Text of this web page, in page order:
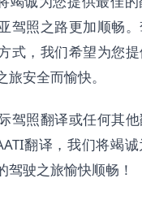
驾照之路更加顺畅
式，我们希望为您
安全而愉快。
驾照翻译或任何其
翻译，我们将竭
驾驶之旅愉快顺畅！